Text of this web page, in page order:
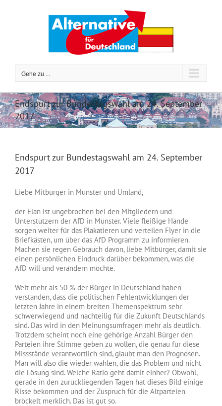
Gehe zu ...
Endspurt zur Bundestagswahl am 24. September
2017
Endspurt zur Bundestagswahl am 24. September
2017
Liebe Mitbürger in Münster und Umland,
der Elan ist ungebrochen bei den Mitgliedern und
Unterstützern der AfD in Münster. Viele fleißige Hände
sorgen weiter für das Plakatieren und verteilen Flyer in die
Briefkästen, um über das AfD Programm zu informieren.
Machen sie regen Gebrauch davon, liebe Mitbürger, damit sie
einen persönlichen Eindruck darüber bekommen, was die
AfD will und verändern möchte.
Weit mehr als 50 % der Bürger in Deutschland haben
verstanden, dass die politischen Fehlentwicklungen der
letzten Jahre in einem breiten Themenspektrum sehr
schwerwiegend und nachteilig für die Zukunft Deutschlands
sind. Das wird in den Meinungsumfragen mehr als deutlich.
Trotzdem scheint noch eine gehörige Anzahl Bürger den
Parteien ihre Stimme geben zu wollen, die genau für diese
Missstände verantwortlich sind, glaubt man den Prognosen.
Man will also die wieder wählen, die das Problem und nicht
die Lösung sind. Welche Ratio geht damit einher? Obwohl,
gerade in den zurückliegenden Tagen hat dieses Bild einige
Risse bekommen und der Zuspruch für die Altparteien
bröckelt merklich. Das ist gut so.